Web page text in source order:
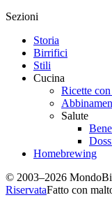
Sezioni
Storia
Birrifici
Stili
Cucina
Ricette
Salute
Homebrewing
© 2003–2026
RiservataFatto con